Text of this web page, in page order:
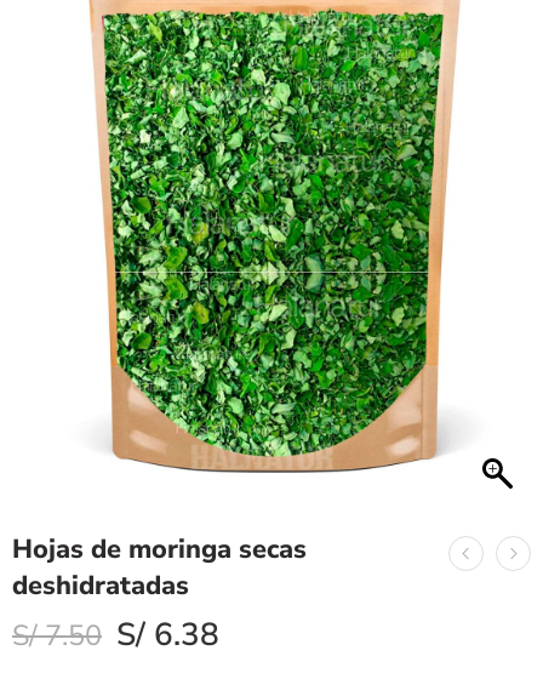
Hojas de moringa secas
deshidratadas
S/7.50 S/ 6.38